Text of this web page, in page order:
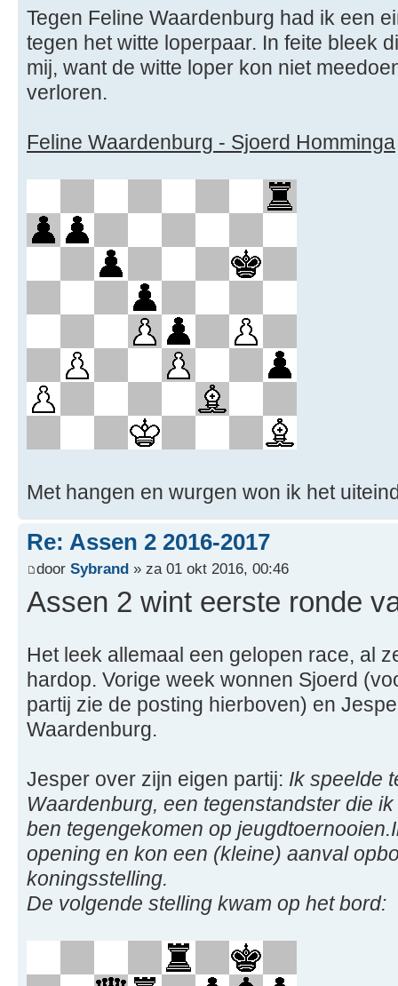
Tegen Feline Waardenburg had ik een
tegen het witte loperpaar. In feite bleek
mij, want de witte loper kon niet
verloren.
Feline Waardenburg - Sjoerd Homminga
Met hangen en wurgen won ik het
Re: Assen 2 2016-2017
door Sybrand » za 01 okt 2016, 00:46
Assen 2 wint eerste ronde
Het leek allemaal een gelopen race, al
hardop. Vorige week wonnen Sjoerd
partij zie de posting hierboven) en
Waardenburg.
Jesper over zijn eigen partij: Ik speelde
Waardenburg, een tegenstandster die
ben tegengekomen op
opening en kon een (kleine) aanval
koningsstelling.
De volgende stelling kwam op het bord: